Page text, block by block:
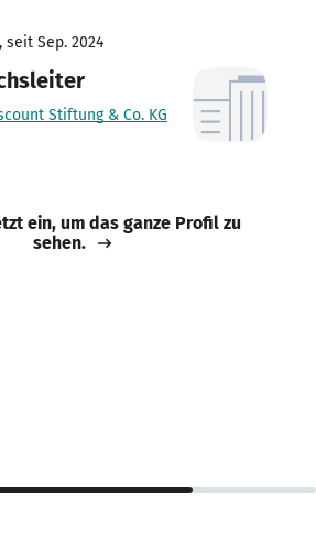
seit Sep. 2024
Stiftung & Co. KG
ein, um das ganze Profil zu
sehen.